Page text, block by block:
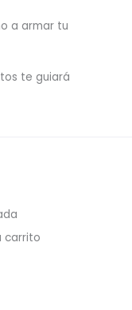
a armar tu
te guiará
carrito